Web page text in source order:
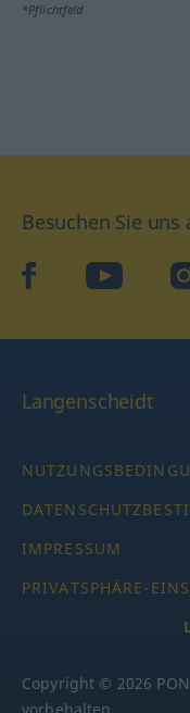
*Pflichtfeld
Besuchen Sie uns
facebookYouTube
Langenscheidt
IMPRESSUM
PRIVATSPHÄRE-
Copyright © 2026